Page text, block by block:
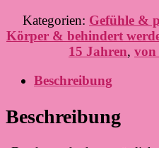
Kategorien: Gefühle &
Körper & behindert
15 Jahren, von
Beschreibung
Beschreibung